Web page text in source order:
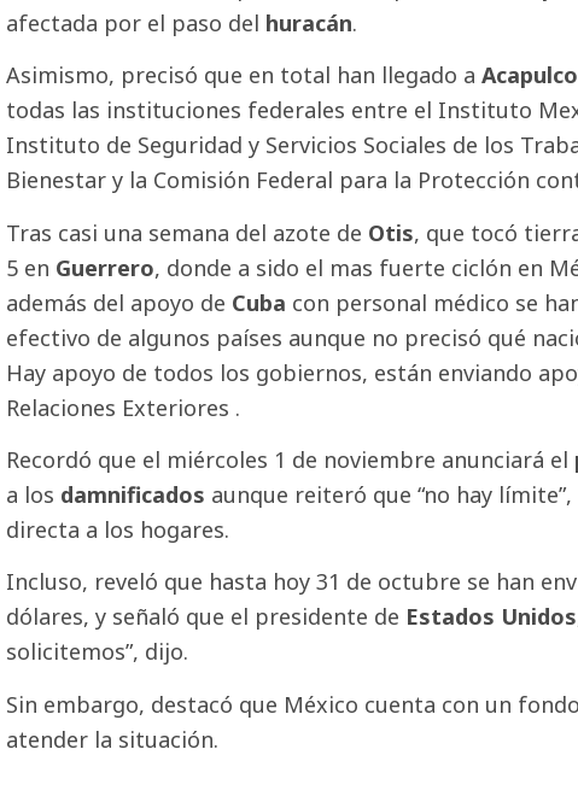
afectada por el paso del huracán.
Asimismo, precisó que en total han llegado a Acapulco
todas las instituciones federales entre el Instituto
Instituto de Seguridad y Servicios Sociales de los
Bienestar y la Comisión Federal para la Protección
Tras casi una semana del azote de Otis, que tocó
5 en Guerrero, donde a sido el mas fuerte ciclón en
además del apoyo de Cuba con personal médico se
efectivo de algunos países aunque no precisó qué
Hay apoyo de todos los gobiernos, están enviando
Relaciones Exteriores .
Recordó que el miércoles 1 de noviembre anunciará el
a los damnificados aunque reiteró que “no hay
directa a los hogares.
Incluso, reveló que hasta hoy 31 de octubre se han
dólares, y señaló que el presidente de Estados Unidos
solicitemos”, dijo.
Sin embargo, destacó que México cuenta con un
atender la situación.